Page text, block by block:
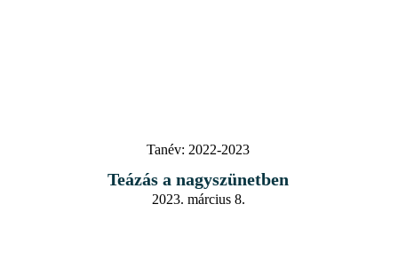
Tanév: 2022-2023
Teázás a nagyszünetben
2023. március 8.